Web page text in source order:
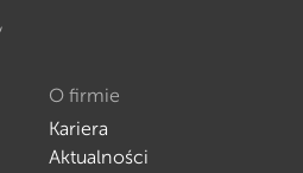
O firmie
Kariera
Aktualności